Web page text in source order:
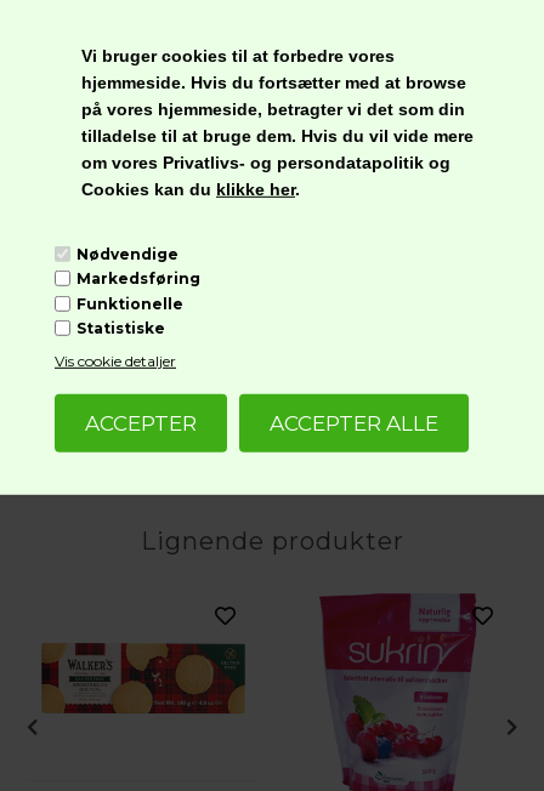
Vi bruger cookies til at forbedre vores
hjemmeside. Hvis du fortsætter med at browse
på vores hjemmeside, betragter vi det som din
tilladelse til at bruge dem. Hvis du vil vide mere
om vores Privatlivs- og persondatapolitik og
Cookies kan du klikke her.
Nødvendige
Markedsføring
Funktionelle
Statistiske
Vis cookie detaljer
Næringsindhold pr. 100 g
Energi
472 kJ / 113 kcal.
Fedt
0,0 g
Kulhydrat
Heraf sukkerarter
Kostfibre
Protein
Lignende produkter